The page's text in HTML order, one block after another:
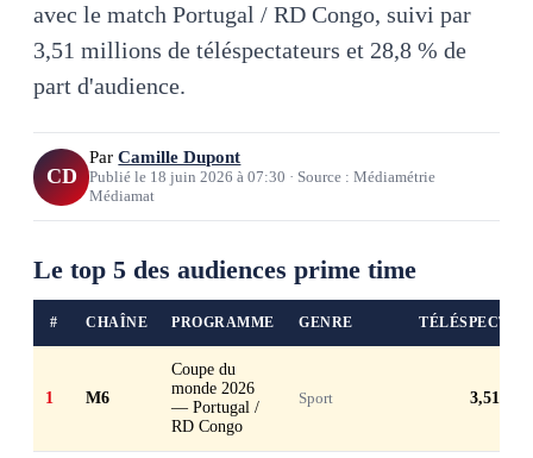
avec le match Portugal / RD Congo, suivi par
3,51 millions de téléspectateurs et 28,8 % de
part d'audience.
CD
ParCamille Dupont
Publié le 18 juin 2026 à07:30 · Source : Médiamétrie
Médiamat
Le top 5 des audiences prime time
# CHAÎNE PROGRAMME GENRE
1 M6
Coupe du
monde 2026
— Portugal /
RD Congo
Sport 3,51 M